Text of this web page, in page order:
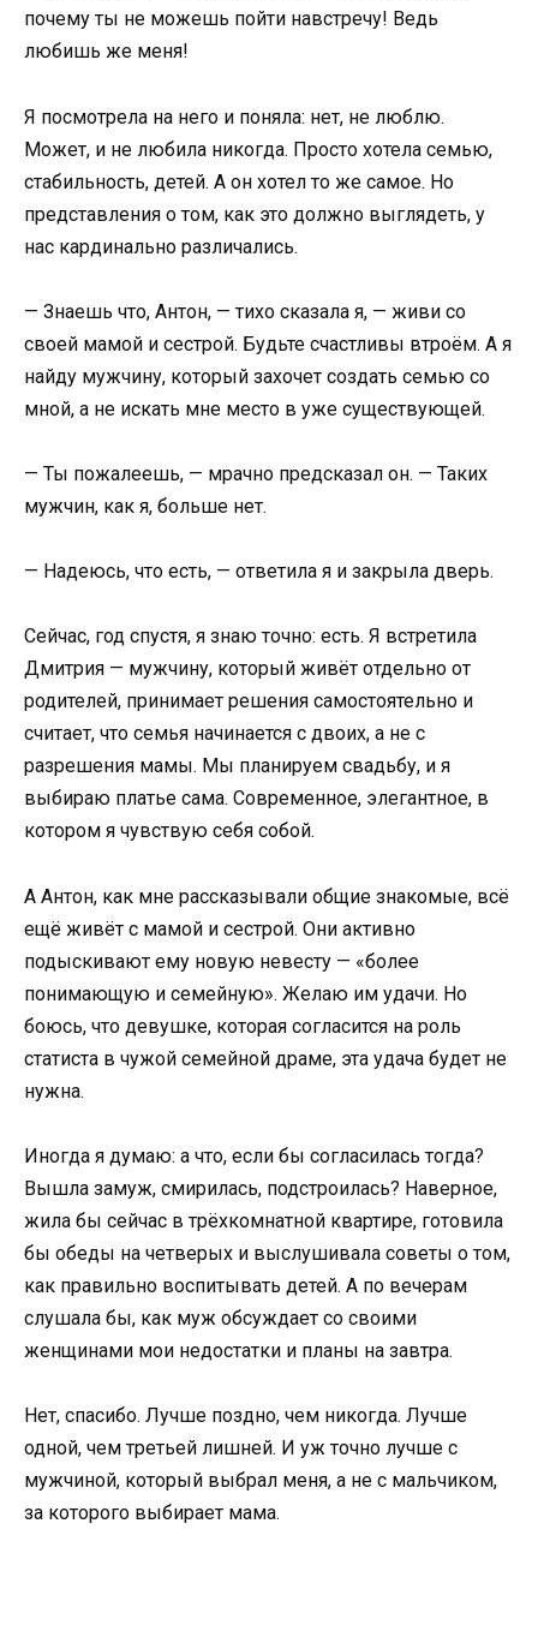
почему ты не можешь пойти навстречу! Ведь
любишь же меня!
Я посмотрела на него и поняла: нет, не люблю.
Может, и не любила никогда. Просто хотела семью,
стабильность, детей. А он хотел то же самое. Но
представления о том, как это должно выглядеть, у
нас кардинально различались.
— Знаешь что, Антон, — тихо сказала я, — живи со
своей мамой и сестрой. Будьте счастливы втроём. А я
найду мужчину, который захочет создать семью со
мной, а не искать мне место в уже существующей.
— Ты пожалеешь, — мрачно предсказал он. — Таких
мужчин, как я, больше нет.
— Надеюсь, что есть, — ответила я и закрыла дверь.
Сейчас, год спустя, я знаю точно: есть. Я встретила
Дмитрия — мужчину, который живёт отдельно от
родителей, принимает решения самостоятельно и
считает, что семья начинается с двоих, а не с
разрешения мамы. Мы планируем свадьбу, и я
выбираю платье сама. Современное, элегантное, в
котором я чувствую себя собой.
А Антон, как мне рассказывали общие знакомые, всё
ещё живёт с мамой и сестрой. Они активно
подыскивают ему новую невесту — «более
понимающую и семейную». Желаю им удачи. Но
боюсь, что девушке, которая согласится на роль
статиста в чужой семейной драме, эта удача будет не
нужна.
Иногда я думаю: а что, если бы согласилась тогда?
Вышла замуж, смирилась, подстроилась? Наверное,
жила бы сейчас в трёхкомнатной квартире, готовила
бы обеды на четверых и выслушивала советы о том,
как правильно воспитывать детей. А по вечерам
слушала бы, как муж обсуждает со своими
женщинами мои недостатки и планы на завтра.
Нет, спасибо. Лучше поздно, чем никогда. Лучше
одной, чем третьей лишней. И уж точно лучше с
мужчиной, который выбрал меня, а не с мальчиком,
за которого выбирает мама.